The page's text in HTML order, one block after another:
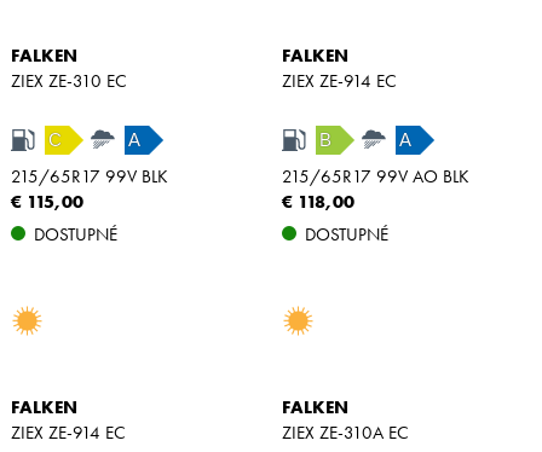
FALKEN
ZIEX ZE-310 EC
C A
215/65R17 99V BLK
€ 115,00
DOSTUPNÉ
FALKEN
ZIEX ZE-914 EC
B A
215/65R17 99V AO BLK
€ 118,00
DOSTUPNÉ
FALKEN
ZIEX ZE-914 EC
FALKEN
ZIEX ZE-310A EC